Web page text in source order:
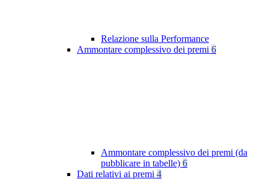
Relazione sulla Performance
Ammontare complessivo dei premi 6
Ammontare complessivo dei premi (da
pubblicare in tabelle) 6
Dati relativi ai premi 4